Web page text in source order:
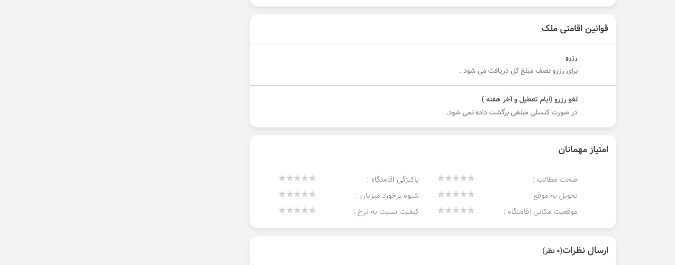
قوانین اقامتی ملک
رزرو
برای رزرو نصف مبلغ کل دریافت می شود .
لغو رزرو (ایام تعطیل و آخر هفته )
در صورت کنسلی مبلغی برگشت داده نمی شود.
امتیاز مهمانان
صحت مطالب :
پاکیزگی اقامتگاه :
تحویل به موقع :
شیوه برخورد میزبان :
موقعیت مکانی اقامتگاه :
کیفیت نسبت به نرخ :
ارسال نظرات(0 نظر)